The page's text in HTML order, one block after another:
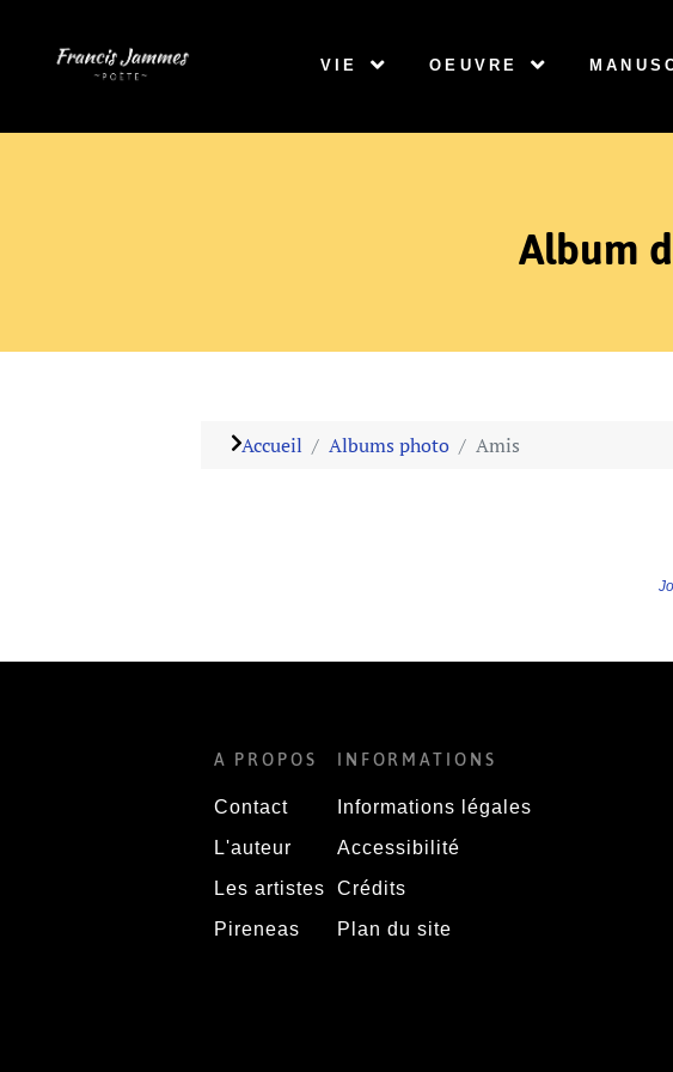
VIE OEUVRE
Album
Accueil Albums photo Amis
A PROPOS
Contact
L'auteur
Les artistes
Pireneas
INFORMATIONS
Informations légales
Accessibilité
Crédits
Plan du site